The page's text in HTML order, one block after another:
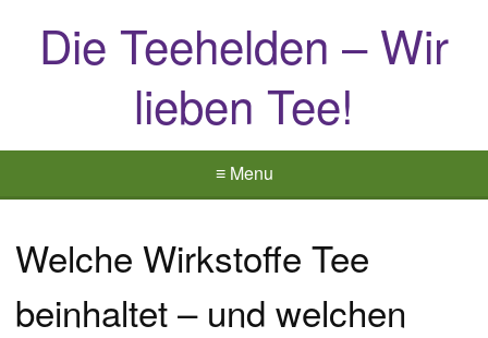
Die Teehelden – Wir
lieben Tee!
≡ Menu
Welche Wirkstoffe Tee
beinhaltet – und welchen